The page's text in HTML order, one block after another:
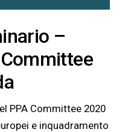
–
PPA Committee 2020
e inquadramento